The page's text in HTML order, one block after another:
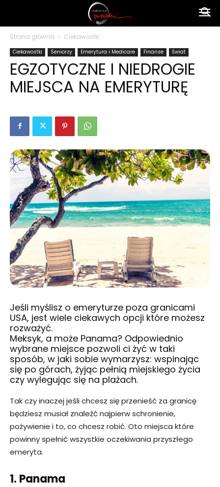
Strona główna Ciekawostki
Ciekawostki Seniorzy Emerytura i Medicare Finanse Świat
EGZOTYCZNE I NIEDROGIE
MIEJSCA NA EMERYTURĘ
Jeśli myślisz o emeryturze poza granicami
USA, jest wiele ciekawych opcji które możesz
rozważyć.
Meksyk, a może Panama? Odpowiednio
wybrane miejsce pozwoli ci żyć w taki
sposób, w jaki sobie wymarzysz: wspinając
się po górach, żyjąc pełnią miejskiego życia
czy wylegując się na plażach.
Tak czy inaczej jeśli chcesz się przenieść za granicę
będziesz musiał znaleźć najpierw schronienie,
pożywienie i to, co chcesz robić. Oto miejsca które
powinny spełnić wszystkie oczekiwania przyszłego
emeryta.
1. Panama